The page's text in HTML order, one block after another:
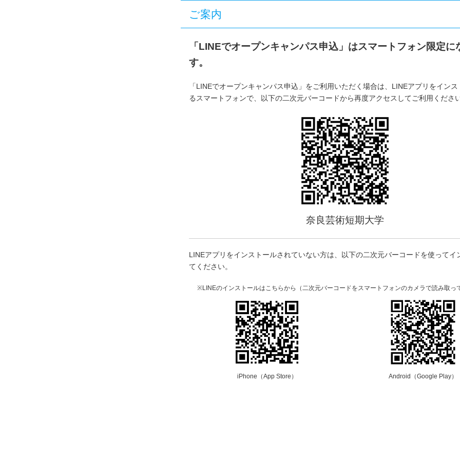
ご案内
「LINEでオープンキャンパス申込」はスマートフォン限定に
す。
「LINEでオープンキャンパス申込」をご利用いただく場合は、LINEアプリをイン
るスマートフォンで、以下の二次元バーコードから再度アクセスしてご利用ください
奈良芸術短期大学
LINEアプリをインストールされていない方は、以下の二次元バーコードを使ってイ
てください。
※LINEのインストールはこちらから（二次元バーコードをスマートフォンのカメラで読み取っ
iPhone（App Store） Android（Google Play）